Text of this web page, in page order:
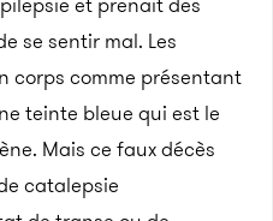
se sentir mal. Les
corps comme présentant
teinte bleue qui est le
Mais ce faux décès
catalepsie